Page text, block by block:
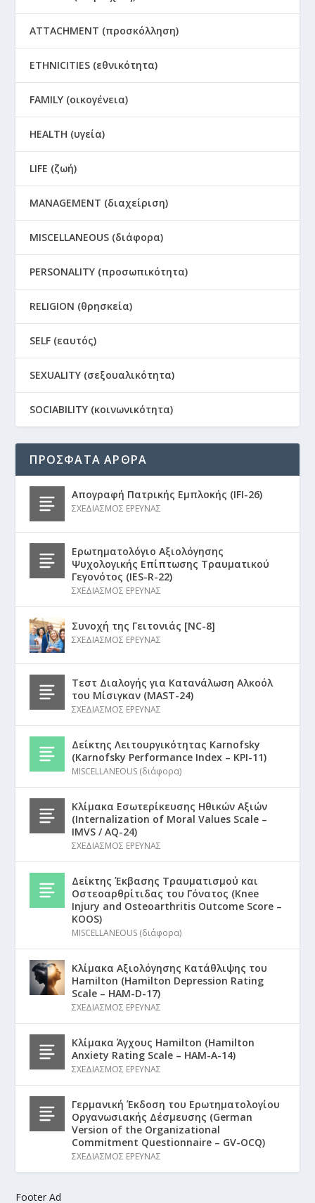
ATTACHMENT (προσκόλληση)
ETHNICITIES (εθνικότητα)
FAMILY (οικογένεια)
HEALTH (υγεία)
LIFE (ζωή)
MANAGEMENT (διαχείριση)
MISCELLANEOUS (διάφορα)
PERSONALITY (προσωπικότητα)
RELIGION (θρησκεία)
SELF (εαυτός)
SEXUALITY (σεξουαλικότητα)
SOCIABILITY (κοινωνικότητα)
ΠΡΟΣΦΑΤΑ ΑΡΘΡΑ
Απογραφή Πατρικής Εμπλοκής (IFI-26)
ΣΧΕΔΙΑΣΜΟΣ ΕΡΕΥΝΑΣ
Ερωτηματολόγιο Αξιολόγησης
Ψυχολογικής Επίπτωσης Τραυματικού
Γεγονότος (IES-R-22)
ΣΧΕΔΙΑΣΜΟΣ ΕΡΕΥΝΑΣ
Συνοχή της Γειτονιάς [NC-8]
ΣΧΕΔΙΑΣΜΟΣ ΕΡΕΥΝΑΣ
Τεστ Διαλογής για Κατανάλωση Αλκοόλ
του Μίσιγκαν (MAST-24)
ΣΧΕΔΙΑΣΜΟΣ ΕΡΕΥΝΑΣ
Δείκτης Λειτουργικότητας Karnofsky
(Karnofsky Performance Index – KPI-11)
MISCELLANEOUS (διάφορα)
Κλίμακα Εσωτερίκευσης Ηθικών Αξιών
(Internalization of Moral Values Scale –
IMVS / AQ-24)
ΣΧΕΔΙΑΣΜΟΣ ΕΡΕΥΝΑΣ
Δείκτης Έκβασης Τραυματισμού και
Οστεοαρθρίτιδας του Γόνατος (Knee
Injury and Osteoarthritis Outcome Score –
KOOS)
MISCELLANEOUS (διάφορα)
Κλίμακα Αξιολόγησης Κατάθλιψης του
Hamilton (Hamilton Depression Rating
Scale – HAM-D-17)
ΣΧΕΔΙΑΣΜΟΣ ΕΡΕΥΝΑΣ
Κλίμακα Άγχους Hamilton (Hamilton
Anxiety Rating Scale – HAM-A-14)
ΣΧΕΔΙΑΣΜΟΣ ΕΡΕΥΝΑΣ
Γερμανική Έκδοση του Ερωτηματολογίου
Οργανωσιακής Δέσμευσης (German
Version of the Organizational
Commitment Questionnaire – GV-OCQ)
ΣΧΕΔΙΑΣΜΟΣ ΕΡΕΥΝΑΣ
Footer Ad